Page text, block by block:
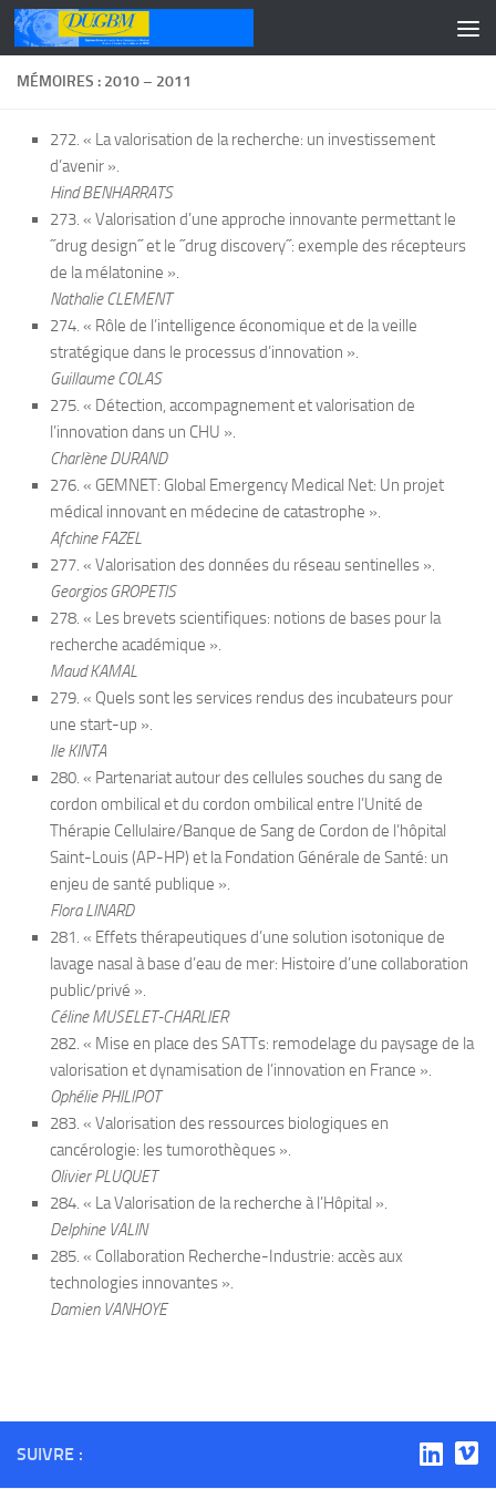
Skip to content
MÉMOIRES : 2010 – 2011
272. « La valorisation de la recherche: un investissement
d’avenir ».
Hind BENHARRATS
273. « Valorisation d’une approche innovante permettant le
˝drug design˝ et le ˝drug discovery˝: exemple des récepteurs
de la mélatonine ».
Nathalie CLEMENT
274. « Rôle de l’intelligence économique et de la veille
stratégique dans le processus d’innovation ».
Guillaume COLAS
275. « Détection, accompagnement et valorisation de
l’innovation dans un CHU ».
Charlène DURAND
276. « GEMNET: Global Emergency Medical Net: Un projet
médical innovant en médecine de catastrophe ».
Afchine FAZEL
277. « Valorisation des données du réseau sentinelles ».
Georgios GROPETIS
278. « Les brevets scientifiques: notions de bases pour la
recherche académique ».
Maud KAMAL
279. « Quels sont les services rendus des incubateurs pour
une start-up ».
Ile KINTA
280. « Partenariat autour des cellules souches du sang de
cordon ombilical et du cordon ombilical entre l’Unité de
Thérapie Cellulaire/Banque de Sang de Cordon de l’hôpital
Saint-Louis (AP-HP) et la Fondation Générale de Santé: un
enjeu de santé publique ».
Flora LINARD
281. « Effets thérapeutiques d’une solution isotonique de
lavage nasal à base d’eau de mer: Histoire d’une collaboration
public/privé ».
Céline MUSELET-CHARLIER
282. « Mise en place des SATTs: remodelage du paysage de la
valorisation et dynamisation de l’innovation en France ».
Ophélie PHILIPOT
283. « Valorisation des ressources biologiques en
cancérologie: les tumorothèques ».
Olivier PLUQUET
284. « La Valorisation de la recherche à l’Hôpital ».
Delphine VALIN
285. « Collaboration Recherche-Industrie: accès aux
technologies innovantes ».
Damien VANHOYE
SUIVRE :